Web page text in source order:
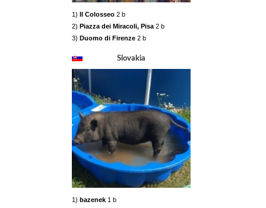
1) Il Colosseo 2 b
2) Piazza dei Miracoli, Pisa2 b
3) Duomo di Firenze 2 b
Slovakia
1) bazenek 1 b